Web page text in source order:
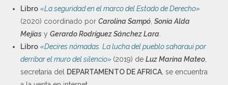
Libro «La seguridad en el marco del Estado de Derecho»
(2020) coordinado por Carolina Sampó, Sonia Alda
Mejías y Gerardo Rodríguez Sánchez Lara.
Libro «Decires nómadas. La lucha del pueblo saharaui por
derribar el muro del silencio» (2019) de Luz Marina Mateo,
secretaria del DEPARTAMENTO DE AFRICA, se encuentra